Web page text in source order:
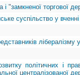
і "замкненої торгової
суспільство у
лібералізму
політичних і
централізованої